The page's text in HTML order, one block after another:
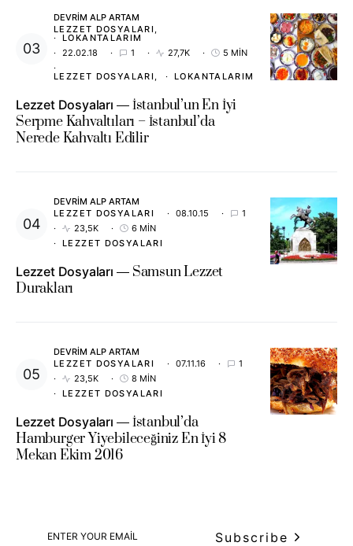
DEVRIM ALP ARTAM
LEZZET DOSYALARI
LOKANTALARIM
22.02.18
1 27,7K 5 MIN
LEZZET DOSYALARI LOKANTALARIM
Lezzet Dosyaları
İstanbul’un En İyi
Serpme Kahvaltıları – İstanbul’da
Nerede Kahvaltı Edilir
DEVRIM ALP ARTAM
LEZZET DOSYALARI
08.10.15
1
23,5K
6 MIN
LEZZET DOSYALARI
Lezzet Dosyaları
Samsun Lezzet
Durakları
DEVRIM ALP ARTAM
LEZZET DOSYALARI
07.11.16
1
23,5K
8 MIN
LEZZET DOSYALARI
Lezzet Dosyaları
İstanbul’da
Hamburger Yiyebileceğiniz En İyi 8
Mekan Ekim 2016
Subscribe